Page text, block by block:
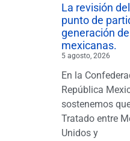
La revisión
punto de
generación
mexicanas.
5 agosto, 2026
En la
República
sostenemos
Tratado entre
Unidos y